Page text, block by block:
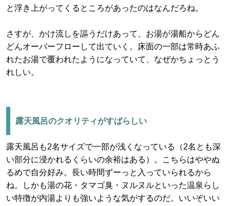
と浮き上がってくるところがあったのはなんだろね。
さすが、かけ流しを謳うだけあって、お湯が湯船からどん
どんオーバーフローして出ていく。床面の一部は常時あふ
れたお湯で覆われたようになっていて、なぜかちょっとう
れしい。
露天風呂のクオリティがすばらしい
露天風呂も2名サイズで一部が浅くなっている（2名とも深
い部分に浸かれるくらいの余裕はある）。こちらはややぬ
るめで自分好み。長い時間ずーっと入っていられるから
ね。しかも湯の花・タマゴ臭・ヌルヌルといった温泉らし
い特徴が内湯よりも強いような気がするのだ。いいぞいい